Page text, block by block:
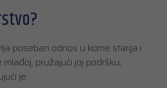
poseban odnos u kome starija i
pružajući joj podršku,
je.